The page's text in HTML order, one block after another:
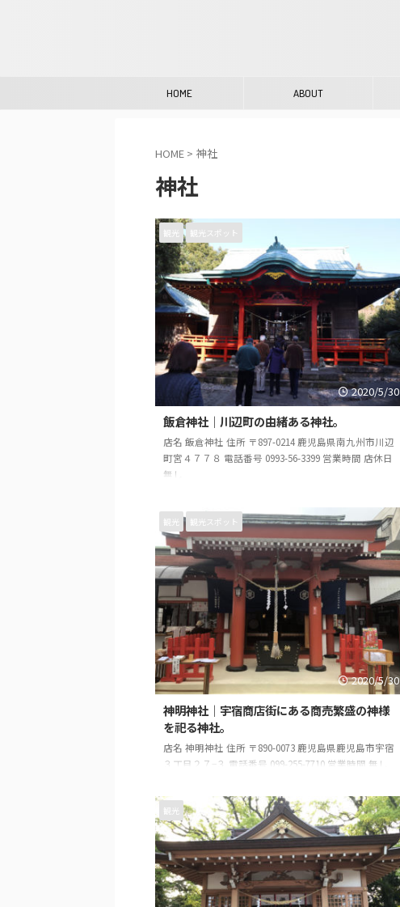
HOME ABOUT
HOME > 神社
神社
観光 観光スポット
2020/5/30
飯倉神社｜川辺町の由緒ある神社。
店名 飯倉神社 住所 〒897-0214 鹿児島県南九州市川辺
町宮４７７８ 電話番号 0993-56-3399 営業時間 店休日
無し
観光 観光スポット
2020/5/30
神明神社｜宇宿商店街にある商売繁盛の神様
を祀る神社。
店名 神明神社 住所 〒890-0073 鹿児島県鹿児島市宇宿
３丁目２７−３ 電話番号 099-255-7710 営業時間 無し
観光